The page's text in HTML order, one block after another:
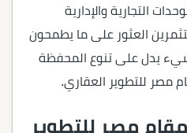
التجارية والإدارية
العثور على ما يطمحون
يدل على تنوع المحفظة
مصر للتطوير العقاري.
مصر للتطوير